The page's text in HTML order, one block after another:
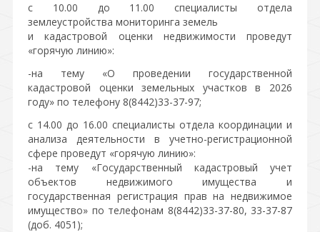
с 10.00 до 11.00 специалисты отдела
землеустройства мониторинга земель
и кадастровой оценки недвижимости проведут
«горячую линию»:
-на тему «О проведении государственной
кадастровой оценки земельных участков в 2026
году» по телефону 8(8442)33-37-97;
с 14.00 до 16.00 специалисты отдела координации и
анализа деятельности в учетно-регистрационной
сфере проведут «горячую линию»:
-на тему «Государственный кадастровый учет
объектов недвижимого имущества и
государственная регистрация прав на недвижимое
имущество» по телефонам 8(8442)33-37-80, 33-37-87
(доб. 4051);